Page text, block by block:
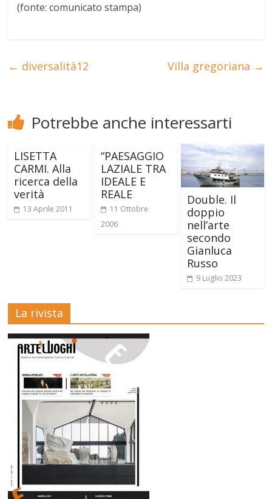
(fonte: comunicato stampa)
← diversalità12 Villa gregoriana →
Potrebbe anche interessarti
LISETTA
CARMI. Alla
ricerca della
verità
13 Aprile 2011
“PAESAGGIO
LAZIALE TRA
IDEALE E
REALE
11 Ottobre
2006
Double. Il
doppio
nell’arte
secondo
Gianluca
Russo
9 Luglio 2023
La rivista